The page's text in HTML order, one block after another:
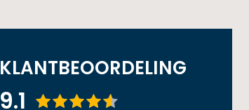
KLANTBEOORDELING
9.1